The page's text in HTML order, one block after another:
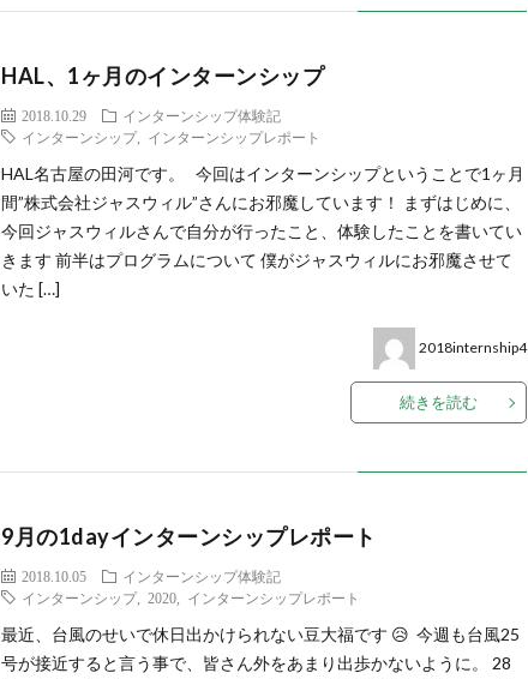
HAL、1ヶ月のインターンシップ
2018.10.29
インターンシップ体験記
インターンシップ, インターンシップレポート
HAL名古屋の田河です。 今回はインターンシップということで1ヶ月
間”株式会社ジャスウィル”さんにお邪魔しています！ まずはじめに、
今回ジャスウィルさんで自分が行ったこと、体験したことを書いてい
きます 前半はプログラムについて 僕がジャスウィルにお邪魔させて
いた […]
2018internship4
続きを読む
9月の1dayインターンシップレポート
2018.10.05
インターンシップ体験記
インターンシップ,2020 インターンシップレポート
最近、台風のせいで休日出かけられない豆大福です 😥 今週も台風25
号が接近すると言う事で、皆さん外をあまり出歩かないように。 28